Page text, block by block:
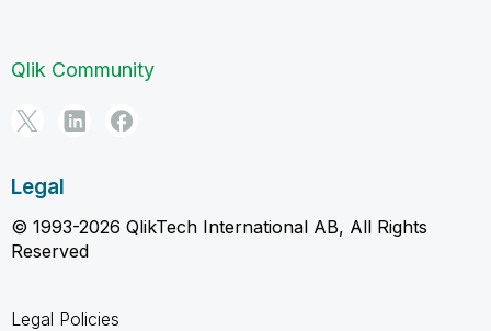
Qlik Community
Legal
© 1993-2026 QlikTech International AB, All Rights
Reserved
Legal Policies